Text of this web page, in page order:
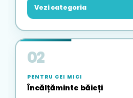
Vezi categoria
02
PENTRU CEI MICI
Încălțăminte băieți